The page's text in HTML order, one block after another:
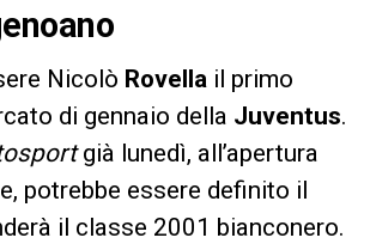
Nicolò Rovellail primo
di gennaio della Juventus.
già lunedì, all’apertura
potrebbe essere definito il
il classe 2001 bianconero.